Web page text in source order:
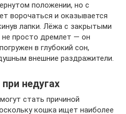
положении, но с
ворочаться и оказывается
лапки. Лёжа с закрытыми
не просто дремлет — он
в глубокий сон,
внешние раздражители.
недугах
стать причиной
кошка ищет наиболее